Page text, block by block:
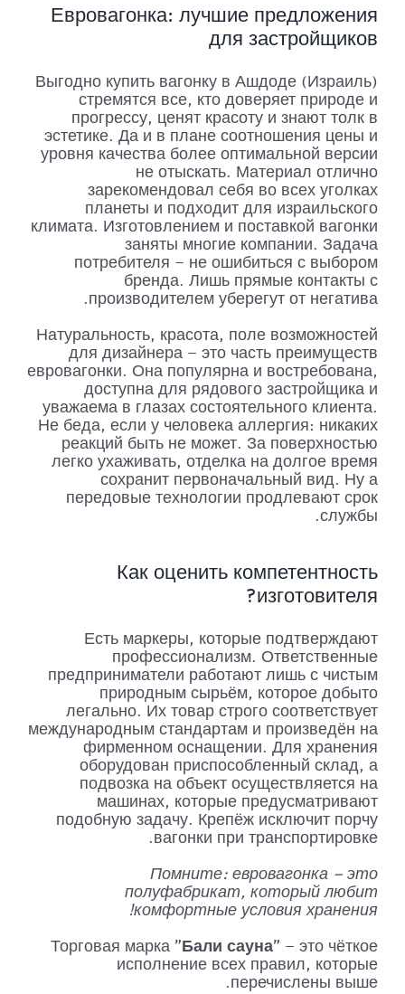
Евровагонка: лучшие предложения
для застройщиков
Выгодно купить вагонку в Ашдоде (Израиль)
стремятся все, кто доверяет природе и
прогрессу, ценят красоту и знают толк в
эстетике. Да и в плане соотношения цены и
уровня качества более оптимальной версии
не отыскать. Материал отлично
зарекомендовал себя во всех уголках
планеты и подходит для израильского
климата. Изготовлением и поставкой вагонки
заняты многие компании. Задача
потребителя – не ошибиться с выбором
бренда. Лишь прямые контакты с
производителем уберегут от негатива.
Натуральность, красота, поле возможностей
для дизайнера – это часть преимуществ
евровагонки. Она популярна и востребована,
доступна для рядового застройщика и
уважаема в глазах состоятельного клиента.
Не беда, если у человека аллергия: никаких
реакций быть не может. За поверхностью
легко ухаживать, отделка на долгое время
сохранит первоначальный вид. Ну а
передовые технологии продлевают срок
службы.
Как оценить компетентность
изготовителя?
Есть маркеры, которые подтверждают
профессионализм. Ответственные
предприниматели работают лишь с чистым
природным сырьём, которое добыто
легально. Их товар строго соответствует
международным стандартам и произведён на
фирменном оснащении. Для хранения
оборудован приспособленный склад, а
подвозка на объект осуществляется на
машинах, которые предусматривают
подобную задачу. Крепёж исключит порчу
вагонки при транспортировке.
Помните: евровагонка – это
полуфабрикат, который любит
комфортные условия хранения!
Торговая марка "Бали сауна" – это чёткое
исполнение всех правил, которые
перечислены выше.